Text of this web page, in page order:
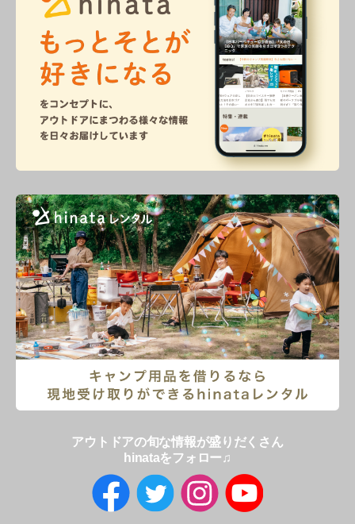
アウトドアの旬な情報が盛りだくさん
hinataをフォロー♫